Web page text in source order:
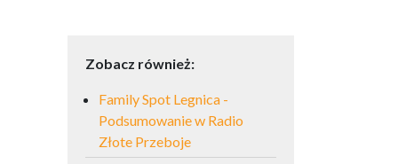
Zobacz również:
Family Spot Legnica -
Podsumowanie w Radio
Złote Przeboje